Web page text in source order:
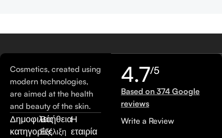
Cosmetics, created using
modern technologies,
are aimed at the health
and beauty of the skin.
Δημοφιλείς
κατηγορίες
Βοήθεια
Εξέλιξη
Η
εταιρία
4.7/5
Based on 374 Google
reviews
Write a Review